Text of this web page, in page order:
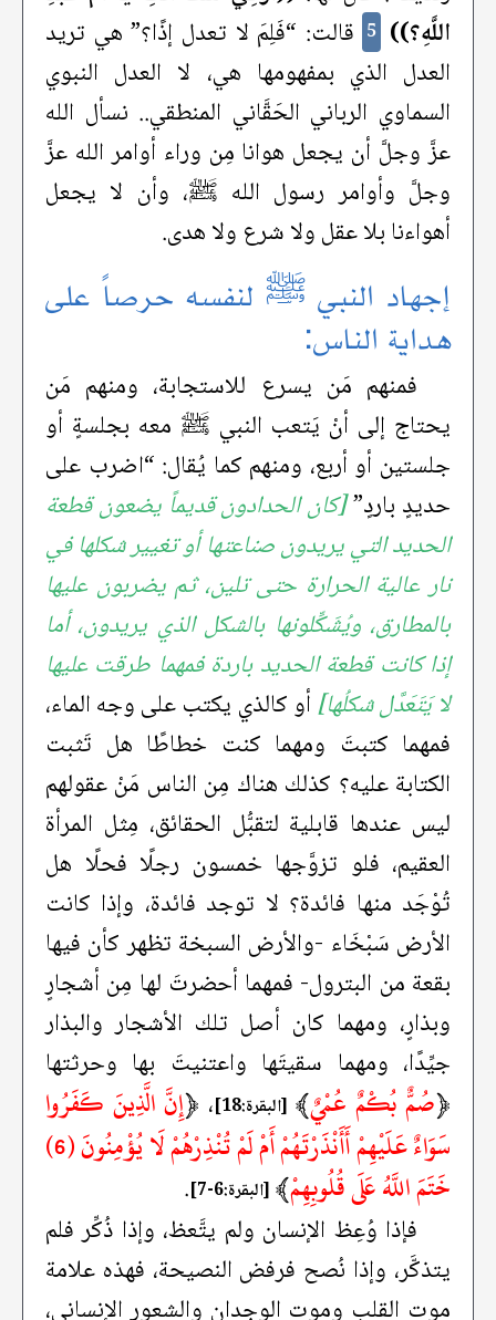
اللَّهِ؟)) 5 قالت: “فَلِمَ لا تعدل إذًا؟” هي تريد
العدل الذي بمفهومها هي، لا العدل النبوي
السماوي الرباني الحَقَّاني المنطقي.. نسأل الله
عزَّ وجلَّ أن يجعل هوانا مِن وراء أوامر الله عزَّ
وجلَّ وأوامر رسول الله ﷺ، وأن لا يجعل
أهواءنا بلا عقل ولا شرع ولا هدى.
إجهاد النبي ﷺ لنفسه حرصاً على
هداية الناس:
فمنهم مَن يسرع للاستجابة، ومنهم مَن
يحتاج إلى أنْ يَتعب النبي ﷺ معه بجلسةٍ أو
جلستين أو أربع، ومنهم كما يُقال: “اضرب على
حديدٍ باردٍ”[كان الحدادون قديماً يضعون قطعة
الحديد التي يريدون صناعتها أو تغيير شكلها في
نار عالية الحرارة حتى تلين، ثم يضربون عليها
بالمطارق، ويُشَكِّلونها بالشكل الذي يريدون، أما
إذا كانت قطعة الحديد باردة فمهما طرقت عليها
لا يَتَعَدَّل شكلُها]أو كالذي يكتب على وجه الماء،
فمهما كتبتَ ومهما كنت خطاطًا هل تَثبت
الكتابة عليه؟ كذلك هناك مِن الناس مَنْ عقولهم
ليس عندها قابلية لتقبُّل الحقائق، مِثل المرأة
العقيم، فلو تزوَّجها خمسون رجلًا فحلًا هل
تُوْجَد منها فائدة؟ لا توجد فائدة، وإذا كانت
الأرض سَبْخَاء -والأرض السبخة تظهر كأن فيها
بقعة من البترول- فمهما أحضرتَ لها مِن أشجارٍ
وبذارٍ، ومهما كان أصل تلك الأشجار والبذار
جيِّدًا، ومهما سقيتَها واعتنيتَ بها وحرثتها
﴿صُمٌّ بُكْمٌ عُمْيٌ﴾ [البقرة:18] ، ﴿إِنَّ الَّذِينَ كَفَرُوا
سَوَاءٌ عَلَيْهِمْ أَأَنْذَرْتَهُمْ أَمْ لَمْ تُنْذِرْهُمْ لَا يُؤْمِنُونَ (6)
خَتَمَ اللَّهُ عَلَى قُلُوبِهِمْ﴾ [البقرة:6-7]
.
فإذا وُعِظ الإنسان ولم يتَّعظ، وإذا ذُكِّر فلم
يتذكَّر، وإذا نُصح فرفض النصيحة، فهذه علامة
موت القلب وموت الوجدان والشعور الإنساني،